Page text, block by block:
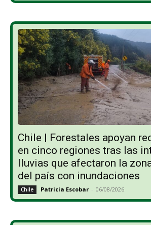
Chile | Forestales apoyan
en cinco regiones tras las
lluvias que afectaron la
del país con inundaciones
Chile Patricia Escobar - 06/08/2026